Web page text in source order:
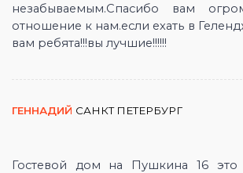
незабываемым.Спасибо вам
отношение к нам.если ехать в
вам ребята!!!вы лучшие!!!!!!
ГЕННАДИЙ САНКТ ПЕТЕРБУРГ
Гостевой дом на Пушкина 16 это